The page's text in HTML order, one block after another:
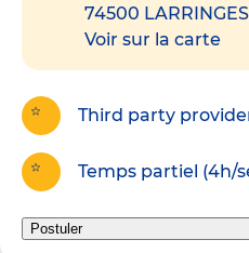
74500 LARRINGES
Voir sur la carte
Third party
Temps partiel (4h/
Postuler